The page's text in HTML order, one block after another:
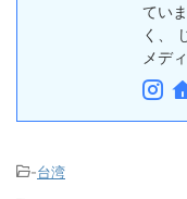
てい
く、
メデ
-台湾